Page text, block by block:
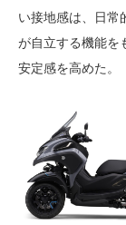
い接地感は、日常
が自立する機能を
安定感を高めた。